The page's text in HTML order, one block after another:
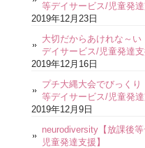
等デイサービス/児童発達
2019年12月23日
大切だからあけれな～い
デイサービス/児童発達支
2019年12月16日
プチ大縄大会でびっくり
等デイサービス/児童発達
2019年12月9日
neurodiversity【放課後
児童発達支援】